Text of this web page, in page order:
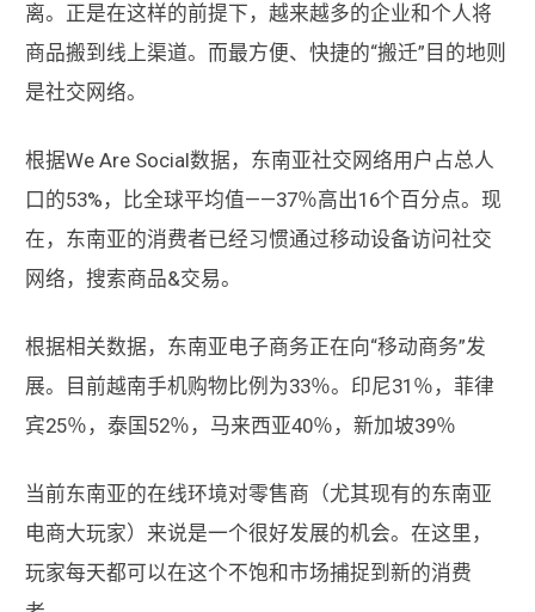
离。正是在这样的前提下，越来越多的企业和个人将
商品搬到线上渠道。而最方便、快捷的“搬迁”目的地则
是社交网络。
根据We Are Social数据，东南亚社交网络用户占总人
口的53%，比全球平均值——37％高出16个百分点。现
在，东南亚的消费者已经习惯通过移动设备访问社交
网络，搜索商品&交易。
根据相关数据，东南亚电子商务正在向“移动商务”发
展。目前越南手机购物比例为33％。印尼31％，菲律
宾25％，泰国52％，马来西亚40％，新加坡39％
当前东南亚的在线环境对零售商（尤其现有的东南亚
电商大玩家）来说是一个很好发展的机会。在这里，
玩家每天都可以在这个不饱和市场捕捉到新的消费